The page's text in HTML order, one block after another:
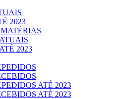
2023
2023
ATÉ 2023
ATÉ 2023